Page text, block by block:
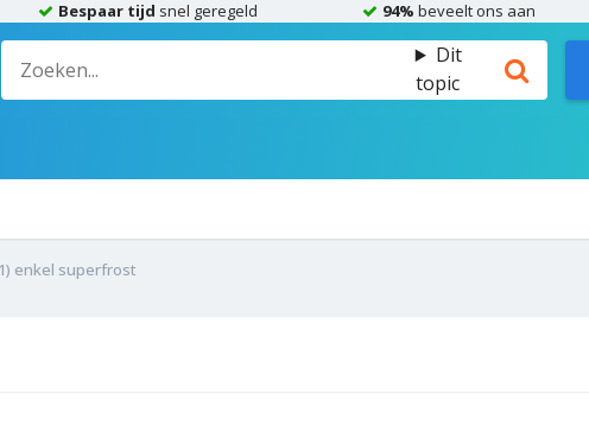
Bespaar tijd snel geregeld 94% beveelt ons aan
Dit
topic
enkel superfrost